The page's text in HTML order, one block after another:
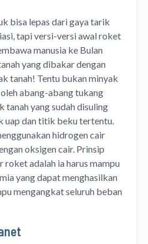
bisa lepas dari gaya tarik
tapi versi-versi awal roket
manusia ke Bulan
yang dibakar dengan
tanah! Tentu bukan minyak
abang-abang tukang
tanah yang sudah disuling
uap dan titik beku tertentu.
hidrogen cair
oksigen cair. Prinsip
roket adalah ia harus mampu
yang dapat menghasilkan
mengangkat seluruh beban